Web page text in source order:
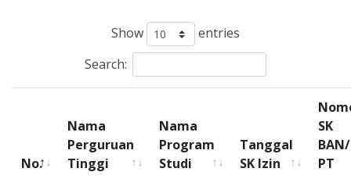
Show
entries
Search:
No.
Nama
Perguruan
Tinggi
Nama
Program
Studi
Tanggal
SK Izin
SK
PT